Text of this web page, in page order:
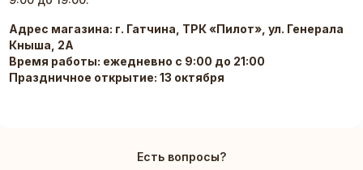
Адрес магазина: г. Гатчина, ТРК «Пилот», ул. Генерала
Кныша, 2А
Время работы: ежедневно с 9:00 до 21:00
Праздничное открытие: 13 октября
Есть вопросы?